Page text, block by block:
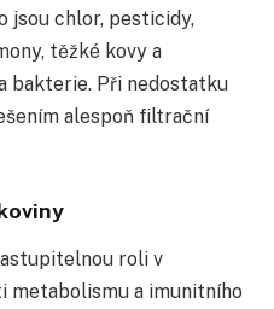
jsou chlor, pesticidy,
těžké kovy a
bakterie. Při nedostatku
alespoň filtrační
roli v
metabolismu a imunitního